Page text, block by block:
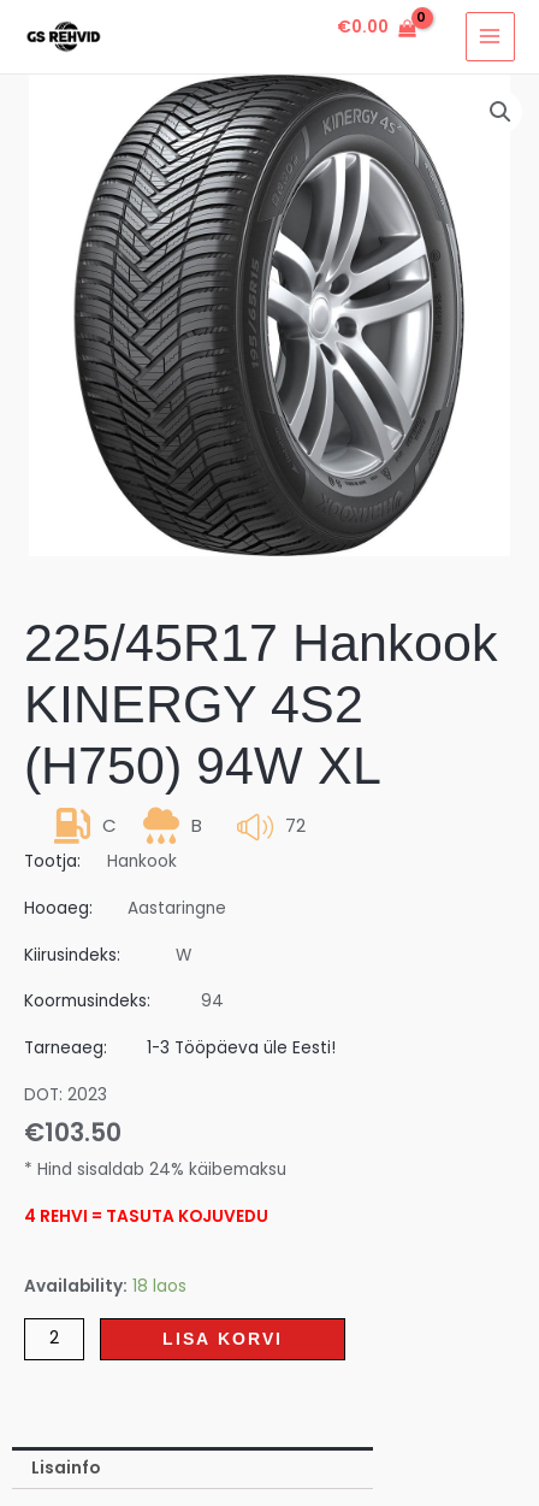
€0.00
225/45R17 Hankook
KINERGY 4S2
(H750) 94W XL
C B 72
Tootja: Hankook
Hooaeg: Aastaringne
Kiirusindeks: W
Koormusindeks: 94
Tarneaeg: 1-3 Tööpäeva üle Eesti!
DOT: 2023
€103.50
* Hind sisaldab 24% käibemaksu
4 REHVI = TASUTA KOJUVEDU
Availability: 18 laos
LISA KORVI
Lisainfo